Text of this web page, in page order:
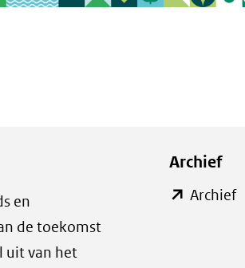
en
de toekomst
uit van het
Archief
Archief